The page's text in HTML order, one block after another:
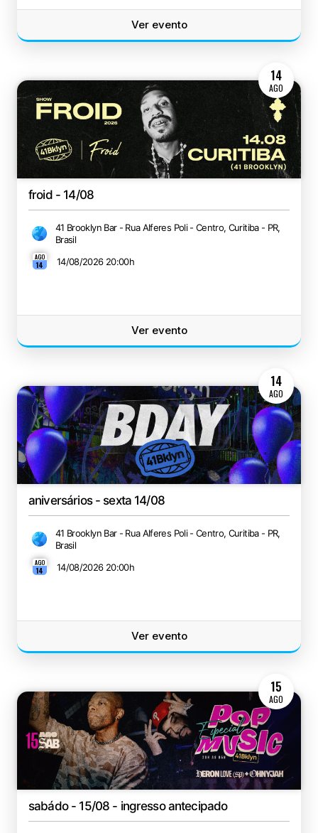
Ver evento
14
AGO
froid - 14/08
41 Brooklyn Bar - Rua Alferes Poli - Centro, Curitiba - PR,
Brasil
AGO
14 14/08/2026 20:00h
Ver evento
14
AGO
aniversários - sexta 14/08
41 Brooklyn Bar - Rua Alferes Poli - Centro, Curitiba - PR,
Brasil
AGO
14 14/08/2026 20:00h
Ver evento
15
AGO
sabádo - 15/08 - ingresso antecipado